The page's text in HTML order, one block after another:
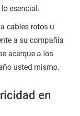
esencial.
cables rotos u
a su compañía
acerque a los
usted mismo.
en